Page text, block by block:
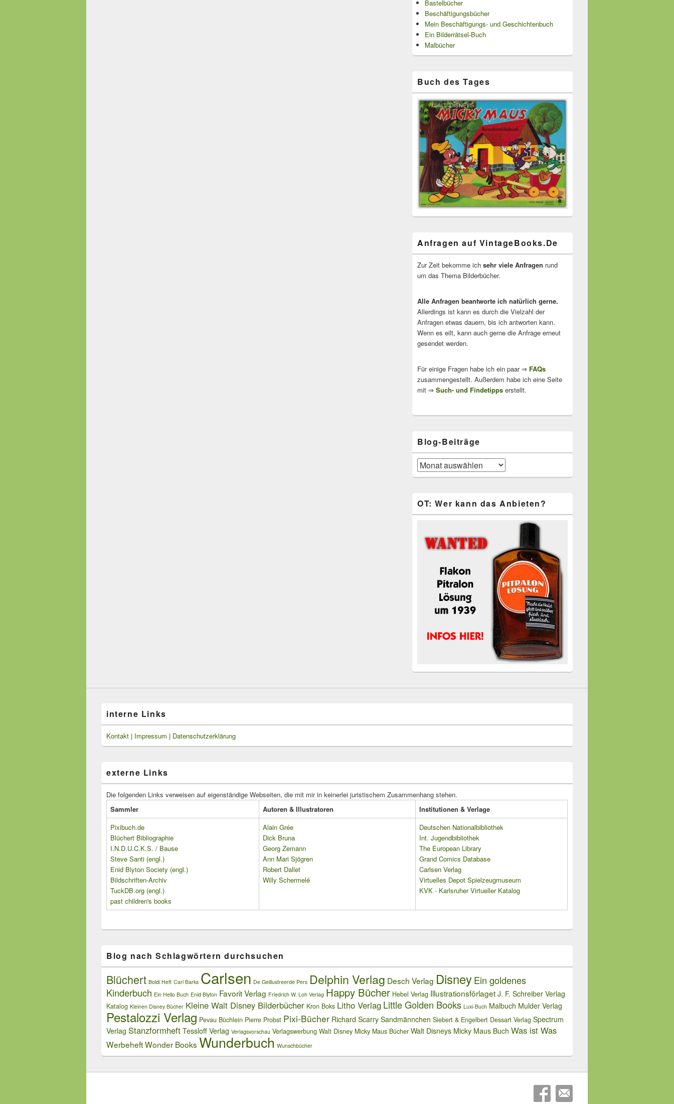
Bastelbücher
Beschäftigungsbücher
Mein Beschäftigungs- und Geschichtenbuch
Ein Bilderrätsel-Buch
Malbücher
Buch des Tages
Anfragen auf VintageBooks.De
Zur Zeit bekomme ich sehr viele Anfragen rund
um das Thema Bilderbücher.
Alle Anfragen beantworte ich natürlich gerne.
Allerdings ist kann es durch die Vielzahl der
Anfragen etwas dauern, bis ich antworten kann.
Wenn es eilt, kann auch gerne die Anfrage erneut
gesendet werden.
Für einige Fragen habe ich ein paar ⇒ FAQs
zusammengestellt. Außerdem habe ich eine Seite
mit ⇒ Such- und Findetipps erstellt.
Blog-Beiträge
Blog-
Beiträge
OT: Wer kann das Anbieten?
interne Links
Kontakt | Impressum | Datenschutzerklärung
externe Links
Die folgenden Links verweisen auf eigenständige Webseiten, die mit mir in keinerlei juristischem Zusammenhang stehen.
Sammler
Autoren & Illustratoren
Institutionen & Verlage
Pixibuch.de
Blüchert Bibliographie
I.N.D.U.C.K.S. / Bause
Steve Santi (engl.)
Enid Blyton Society (engl.)
Bildschriften-Archiv
TuckDB.org (engl.)
past children's books
Alain Grée
Dick Bruna
Georg Zemann
Ann Mari Sjögren
Robert Dallet
Willy Schermelé
Deutschen Nationalbibliothek
Int. Jugendbibliothek
The European Library
Grand Comics Database
Carlsen Verlag
Virtuelles Depot Spielzeugmuseum
KVK - Karlsruher Virtueller Katalog
Blog nach Schlagwörtern durchsuchen
Blüchert Boldi Heft Carl Barks Carlsen De Geillustreerde Pers Delphin Verlag Desch Verlag DisneyEin goldenes
Kinderbuch Ein Hello Buch Enid Blyton Favorit Verlag Friedrich W. Loh Verlag Happy Bücher Hebel Verlag Illustrationsförlaget J. F. Schreiber Verlag
Katalog Kleinen Disney Bücher Kleine Walt Disney Bilderbücher Kron Boks Litho Verlag Little Golden Books Luxi-Buch Malbuch Mulder Verlag
Pestalozzi Verlag Pevau Büchlein Pierre Probst Pixi-Bücher Richard Scarry Sandmännchen Siebert & Engelbert Dessart Verlag Spectrum
Verlag Stanzformheft Tessloff Verlag Verlagsvorschau Verlagswerbung Walt Disney Micky Maus Bücher Walt Disneys Micky Maus Buch Was ist Was
WerbeheftWonder Books Wunderbuch Wunschbücher